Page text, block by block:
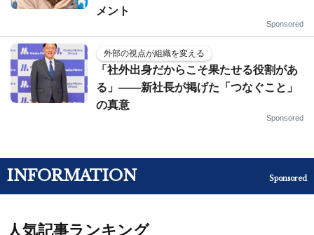
メント
Sponsored
外部の視点が組織を変える
「社外出身だからこそ果たせる役割があ
る」――新社長が掲げた「つなぐこと」
の真意
Sponsored
INFORMATION Sponsored
人気記事ランキング